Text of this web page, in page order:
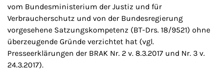
vom Bundesministerium der Justiz und für
Verbraucherschutz und von der Bundesregierung
vorgesehene Satzungskompetenz (BT-Drs. 18/9521) ohne
überzeugende Gründe verzichtet hat (vgl.
Presseerklärungen der BRAK Nr. 2 v. 8.3.2017 und Nr. 3 v.
24.3.2017).